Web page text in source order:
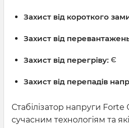
Захист від короткого
Захист від
Захист від перегріву: Є
Захист від перепадів
Стабілізатор напруги
сучасним технологіям та